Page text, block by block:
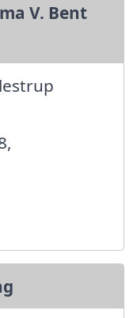
V. Bent